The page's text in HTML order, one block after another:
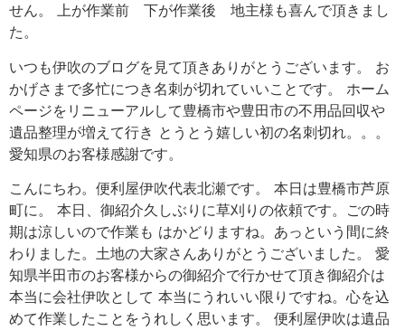
せん。 上が作業前 下が作業後 地主様も喜んで頂きまし
た。
いつも伊吹のブログを見て頂きありがとうございます。 お
かげさまで多忙につき名刺が切れていいことです。 ホーム
ページをリニューアルして豊橋市や豊田市の不用品回収や
遺品整理が増えて行き とうとう嬉しい初の名刺切れ。。。
愛知県のお客様感謝です。
こんにちわ。便利屋伊吹代表北瀬です。 本日は豊橋市芦原
町に。 本日、御紹介久しぶりに草刈りの依頼です。ごの時
期は涼しいので作業も はかどりますね。あっという間に終
わりました。土地の大家さんありがとうございました。 愛
知県半田市のお客様からの御紹介で行かせて頂き御紹介は
本当に会社伊吹として 本当にうれいい限りですね。心を込
めて作業したことをうれしく思います。 便利屋伊吹は遺品